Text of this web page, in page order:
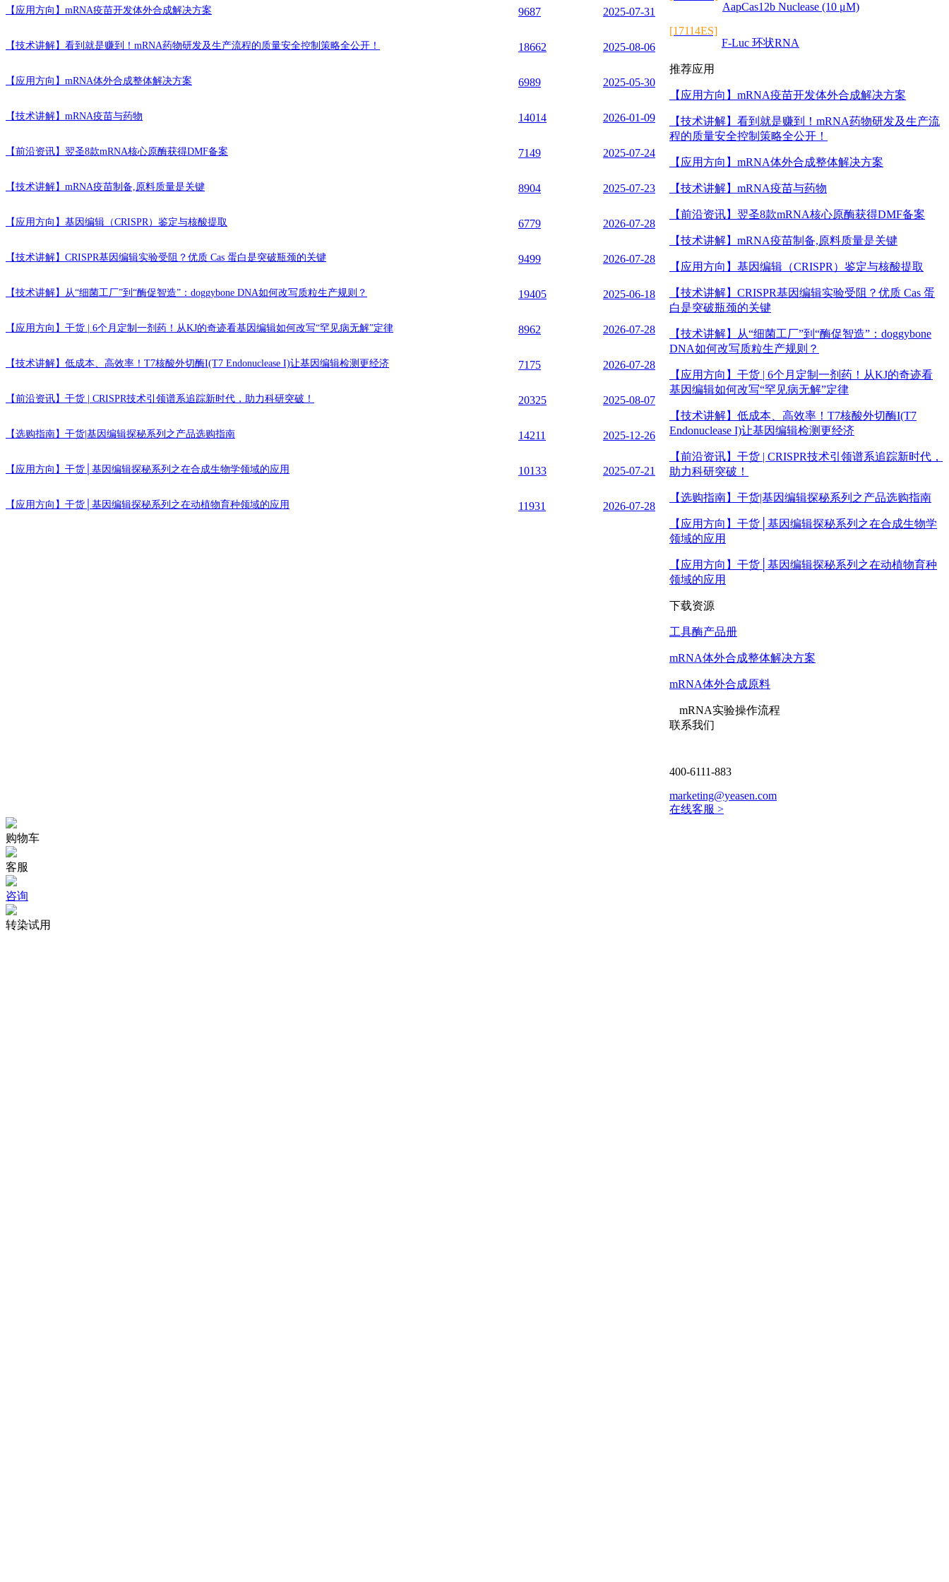
【应用方向】 mRNA疫苗开发体外合成解决方案 9687 2025-07-31
【技术讲解】 看到就是赚到！mRNA药物研发及生产流程的质量安全控制策略全公开！ 18662 2025-08-06
【应用方向】 mRNA体外合成整体解决方案 6989 2025-05-30
【技术讲解】 mRNA疫苗与药物 14014 2026-01-09
【前沿资讯】 翌圣8款mRNA核心原酶获得DMF备案 7149 2025-07-24
【技术讲解】 mRNA疫苗制备,原料质量是关键 8904 2025-07-23
【应用方向】 基因编辑（CRISPR）鉴定与核酸提取 6779 2026-07-28
【技术讲解】 CRISPR基因编辑实验受阻？优质 Cas 蛋白是突破瓶颈的关键 9499 2026-07-28
【技术讲解】 从“细菌工厂”到“酶促智造”：doggybone DNA如何改写质粒生产规则？ 19405 2025-06-18
【应用方向】 干货 | 6个月定制一剂药！从KJ的奇迹看基因编辑如何改写“罕见病无解”定律 8962 2026-07-28
【技术讲解】 低成本、高效率！T7核酸外切酶I(T7 Endonuclease I)让基因编辑检测更经济 7175 2026-07-28
【前沿资讯】 干货 | CRISPR技术引领谱系追踪新时代，助力科研突破！ 20325 2025-08-07
【选购指南】 干货|基因编辑探秘系列之产品选购指南 14211 2025-12-26
【应用方向】 干货│基因编辑探秘系列之在合成生物学领域的应用 10133 2025-07-21
【应用方向】 干货│基因编辑探秘系列之在动植物育种领域的应用 11931 2026-07-28
AapCas12b Nuclease (10 μM)
[17114ES]
F-Luc 环状RNA
推荐应用
【应用方向】 mRNA疫苗开发体外合成解决方案
【技术讲解】 看到就是赚到！mRNA药物研发及生产流
程的质量安全控制策略全公开！
【应用方向】 mRNA体外合成整体解决方案
【技术讲解】 mRNA疫苗与药物
【前沿资讯】 翌圣8款mRNA核心原酶获得DMF备案
【技术讲解】 mRNA疫苗制备,原料质量是关键
【应用方向】 基因编辑（CRISPR）鉴定与核酸提取
【技术讲解】 CRISPR基因编辑实验受阻？优质 Cas 蛋
白是突破瓶颈的关键
【技术讲解】
从“细菌工厂”到“酶促智造”：doggybone
DNA如何改写质粒生产规则？
【应用方向】 干货 | 6个月定制一剂药！从KJ的奇迹看
基因编辑如何改写“罕见病无解”定律
【技术讲解】 低成本、高效率！T7核酸外切酶I(T7
Endonuclease I)让基因编辑检测更经济
【前沿资讯】 干货 | CRISPR技术引领谱系追踪新时代，
助力科研突破！
【选购指南】 干货|基因编辑探秘系列之产品选购指南
【应用方向】 干货│基因编辑探秘系列之在合成生物学
领域的应用
【应用方向】 干货│基因编辑探秘系列之在动植物育种
领域的应用
下载资源
工具酶产品册
mRNA体外合成整体解决方案
mRNA体外合成原料
mRNA实验操作流程
联系我们
400-6111-883
marketing@yeasen.com
在线客服 >
购物车
客服
咨询
转染试用